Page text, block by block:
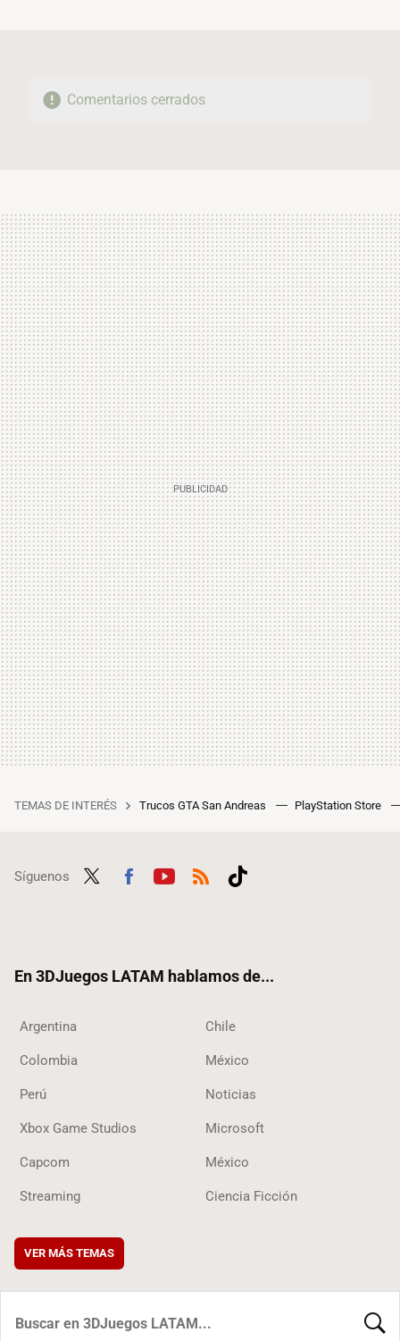
Comentarios cerrados
TEMAS DE INTERÉS Trucos GTA San Andreas PlayStation Store
Síguenos
En 3DJuegos LATAM hablamos de...
Argentina Chile
Colombia México
Perú Noticias
Xbox Game Studios Microsoft
Capcom México
Streaming Ciencia Ficción
VER MÁS TEMAS